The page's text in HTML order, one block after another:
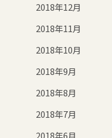
2018年12月
2018年11月
2018年10月
2018年9月
2018年8月
2018年7月
2018年6月